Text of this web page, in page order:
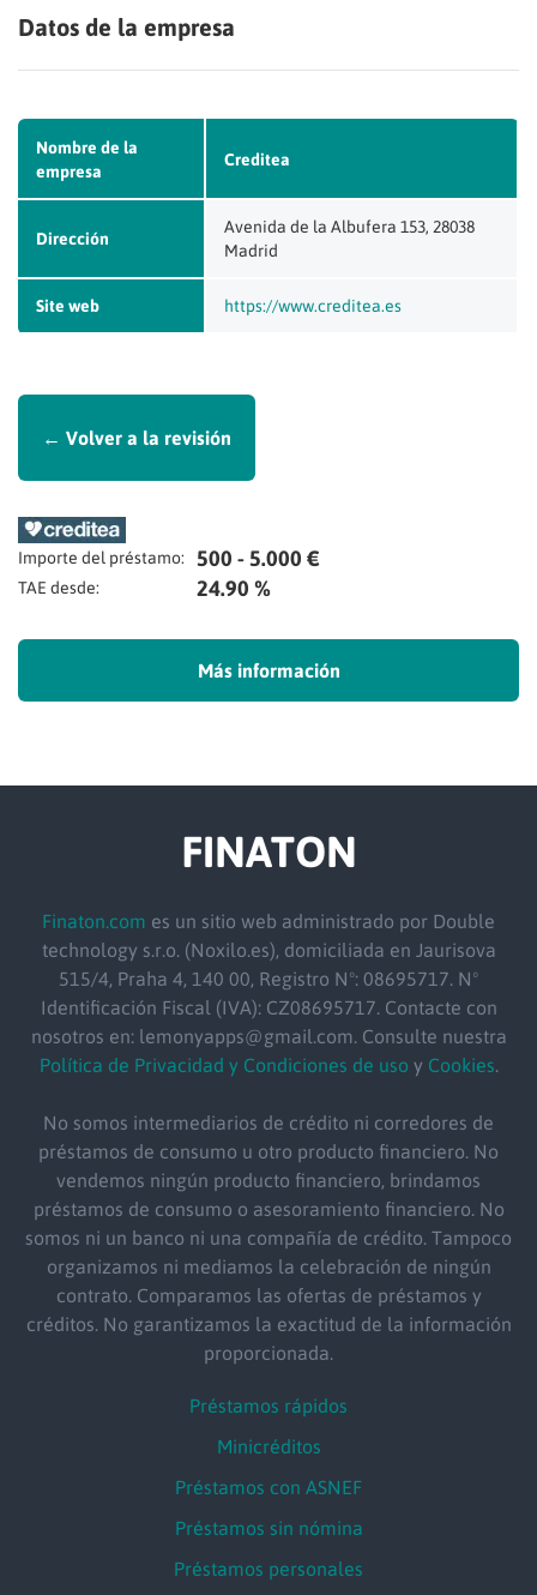
Datos de la empresa
Nombre de la
empresa
Creditea
Dirección
Avenida de la Albufera 153, 28038
Madrid
Site web https://www.creditea.es
← Volver a la revisión
Importe del préstamo: 500 - 5.000 €
TAE desde: 24.90 %
Más información
FINATON
Finaton.com es un sitio web administrado por Double
technology s.r.o. (Noxilo.es), domiciliada en Jaurisova
515/4, Praha 4, 140 00, Registro Nº: 08695717. Nº
Identificación Fiscal (IVA): CZ08695717. Contacte con
nosotros en: lemonyapps@gmail.com. Consulte nuestra
Política de Privacidad y Condiciones de uso y Cookies.
No somos intermediarios de crédito ni corredores de
préstamos de consumo u otro producto financiero. No
vendemos ningún producto financiero, brindamos
préstamos de consumo o asesoramiento financiero. No
somos ni un banco ni una compañía de crédito. Tampoco
organizamos ni mediamos la celebración de ningún
contrato. Comparamos las ofertas de préstamos y
créditos. No garantizamos la exactitud de la información
proporcionada.
Préstamos rápidos
Minicréditos
Préstamos con ASNEF
Préstamos sin nómina
Préstamos personales